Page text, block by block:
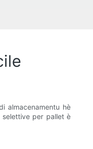
almacenamentu hè
selettive per pallet è